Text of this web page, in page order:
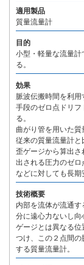
適用製品
質量流量計
目的
小型・軽量な流量
る。
効果
脈波伝搬時間を利
手段のゼロ点ドリフ
る。
曲がり管を用いた質
従来の質量流量計
歪ゲージから算出
出される圧力のゼ
などに対しても長期
技術概要
内部を流体が流通
分に遠心力ないし
ゲージとは異なる位
つけ、この２点間
する質量流量計。